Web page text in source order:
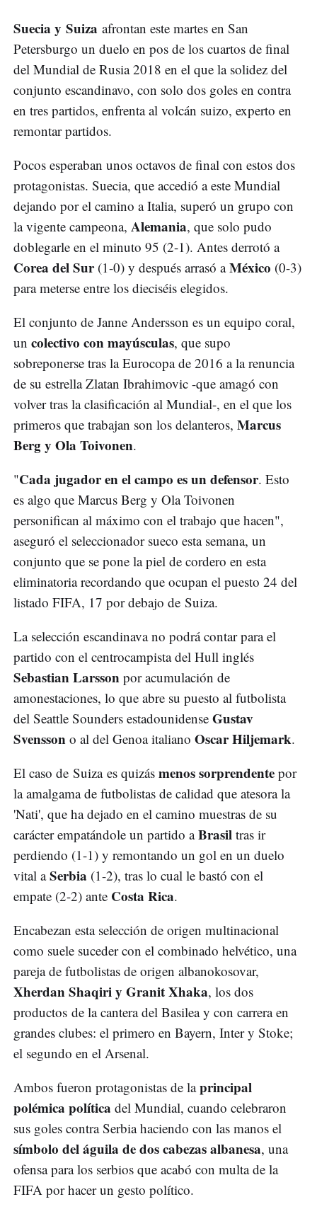
Suecia y Suiza afrontan este martes en San
Petersburgo un duelo en pos de los cuartos de final
del Mundial de Rusia 2018 en el que la solidez del
conjunto escandinavo, con solo dos goles en contra
en tres partidos, enfrenta al volcán suizo, experto en
remontar partidos.
Pocos esperaban unos octavos de final con estos dos
protagonistas. Suecia, que accedió a este Mundial
dejando por el camino a Italia, superó un grupo con
la vigente campeona, Alemania, que solo pudo
doblegarle en el minuto 95 (2-1). Antes derrotó a
Corea del Sur (1-0) y después arrasó aMéxico (0-3)
para meterse entre los dieciséis elegidos.
El conjunto de Janne Andersson es un equipo coral,
un colectivo con mayúsculas, que supo
sobreponerse tras la Eurocopa de 2016 a la renuncia
de su estrella Zlatan Ibrahimovic -que amagó con
volver tras la clasificación al Mundial-, en el que los
primeros que trabajan son los delanteros, Marcus
Berg y Ola Toivonen.
"Cada jugador en el campo es un defensor. Esto
es algo que Marcus Berg y Ola Toivonen
personifican al máximo con el trabajo que hacen",
aseguró el seleccionador sueco esta semana, un
conjunto que se pone la piel de cordero en esta
eliminatoria recordando que ocupan el puesto 24 del
listado FIFA, 17 por debajo de Suiza.
La selección escandinava no podrá contar para el
partido con el centrocampista del Hull inglés
Sebastian Larsson por acumulación de
amonestaciones, lo que abre su puesto al futbolista
del Seattle Sounders estadounidense Gustav
Svensson o al del Genoa italiano Oscar Hiljemark.
El caso de Suiza es quizás menos sorprendente por
la amalgama de futbolistas de calidad que atesora la
'Nati', que ha dejado en el camino muestras de su
carácter empatándole un partido aBrasil tras ir
perdiendo (1-1) y remontando un gol en un duelo
vital aSerbia (1-2), tras lo cual le bastó con el
empate (2-2) ante Costa Rica.
Encabezan esta selección de origen multinacional
como suele suceder con el combinado helvético, una
pareja de futbolistas de origen albanokosovar,
Xherdan Shaqiri y Granit Xhaka, los dos
productos de la cantera del Basilea y con carrera en
grandes clubes: el primero en Bayern, Inter y Stoke;
el segundo en el Arsenal.
Ambos fueron protagonistas de laprincipal
polémica política del Mundial, cuando celebraron
sus goles contra Serbia haciendo con las manos el
símbolo del águila de dos cabezas albanesa, una
ofensa para los serbios que acabó con multa de la
FIFA por hacer un gesto político.